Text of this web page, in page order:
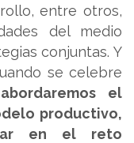
entre otros,
del medio
conjuntas. Y
se celebre
el
productivo,
en el reto